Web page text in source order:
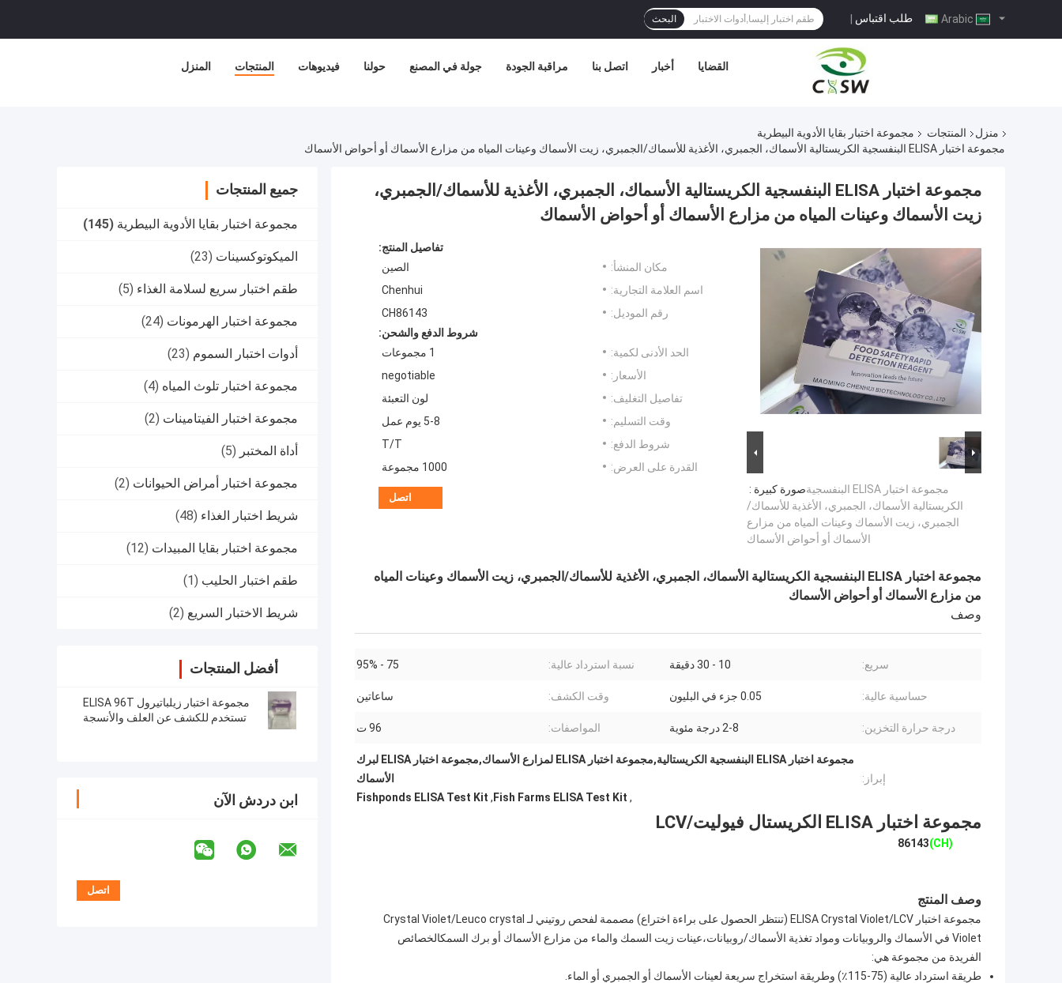
طلب اقتباس | البحث
المنزل المنتجات فيديوهات حولنا جولة في المصنع مراقبة الجودة اتصل بنا أخبار القضايا
منزل المنتجات
مجموعة اختبار بقايا الأدوية البيطرية
مجموعة اختبار ELISA البنفسجية الكريستالية الأسماك، الجمبري، الأغذية للأسماك/الجمبري، زيت الأسماك وعينات المياه من مزارع الأسماك أو أحواض الأسماك
جميع المنتجات
مجموعة اختبار بقايا الأدوية البيطرية (145)
الميكوتوكسينات (23)
طقم اختبار سريع لسلامة الغذاء (5)
مجموعة اختبار الهرمونات (24)
أدوات اختبار السموم (23)
مجموعة اختبار تلوث المياه (4)
مجموعة اختبار الفيتامينات (2)
أداة المختبر (5)
مجموعة اختبار أمراض الحيوانات (2)
شريط اختبار الغذاء (48)
مجموعة اختبار بقايا المبيدات (12)
طقم اختبار الحليب (1)
شريط الاختبار السريع (2)
أفضل المنتجات
مجموعة اختبار زيلباتيرول ELISA 96T
تستخدم للكشف عن العلف والأنسجة
ابن دردش الآن
مجموعة اختبار ELISA البنفسجية الكريستالية الأسماك، الجمبري، الأغذية للأسماك/الجمبري،
زيت الأسماك وعينات المياه من مزارع الأسماك أو أحواض الأسماك
صورة كبيرة :مجموعة اختبار ELISA البنفسجية
الكريستالية الأسماك، الجمبري، الأغذية للأسماك/
الجمبري، زيت الأسماك وعينات المياه من مزارع
الأسماك أو أحواض الأسماك
تفاصيل المنتج:
مكان المنشأ:
الصين
اسم العلامة التجارية:
Chenhui
رقم الموديل:
CH86143
شروط الدفع والشحن:
الحد الأدنى لكمية:
1 مجموعات
الأسعار:
negotiable
تفاصيل التغليف:
لون التعبئة
وقت التسليم:
5-8 يوم عمل
شروط الدفع:
T/T
القدرة على العرض:
1000 مجموعة
اتصل
مجموعة اختبار ELISA البنفسجية الكريستالية الأسماك، الجمبري، الأغذية للأسماك/الجمبري، زيت الأسماك وعينات المياه
من مزارع الأسماك أو أحواض الأسماك
وصف
سريع: 10 - 30 دقيقة نسبة استرداد عالية: 75 - 95%
حساسية عالية: 0.05 جزء في البليون وقت الكشف: ساعاتين
درجة حرارة التخزين: 2-8 درجة مئوية المواصفات: 96 ت
إبراز:
مجموعة اختبار ELISA البنفسجية الكريستالية,مجموعة اختبار ELISA لمزارع الأسماك,مجموعة اختبار ELISA لبرك
الأسماك
,
Fish Farms ELISA Test Kit
,
Fishponds ELISA Test Kit
مجموعة اختبار ELISA الكريستال فيوليت/LCV
(CH)
86143
وصف المنتج
مجموعة اختبار ELISA Crystal Violet/LCV (تنتظر الحصول على براءة اختراع) مصممة لفحص روتيني لـ Crystal Violet/Leuco crystal
Violet في الأسماك والروبيانات ومواد تغذية الأسماك/روبيانات،عينات زيت السمك والماء من مزارع الأسماك أو برك السمكالخصائص
الفريدة من مجموعة هي:
طريقة استرداد عالية (75-115٪) وطريقة استخراج سريعة لعينات الأسماك أو الجمبري أو الماء.